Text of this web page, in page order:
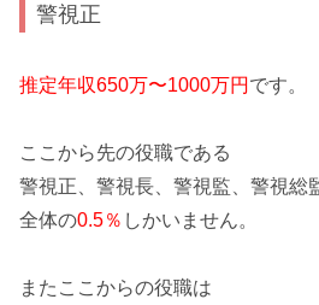
警視正
推定年収650万〜1000万円 です。
ここから先の役職である
警視正、警視長、警視監、警視総
全体の0.5％ しかいません。
またここからの役職は